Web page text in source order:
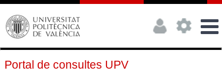
Portal de consultes UPV